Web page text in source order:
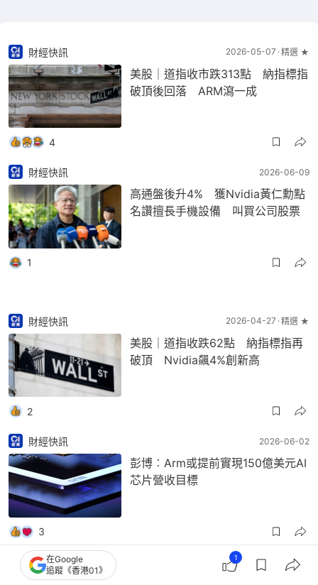
財經快訊 2026-05-07 精選 ★
美股｜道指收市跌313點 納指標指
破頂後回落 ARM瀉一成
4
財經快訊 2026-06-09
高通盤後升4% 獲Nvidia黃仁勳點
名讚擅長手機設備 叫買公司股票
1
財經快訊 2026-04-27 精選 ★
美股｜道指收跌62點 納指標指再
破頂 Nvidia飆4%創新高
2
財經快訊 2026-06-02
彭博︰Arm或提前實現150億美元AI
芯片營收目標
3
財經快訊 2025-11-20
在Google
追蹤《香港01》
1